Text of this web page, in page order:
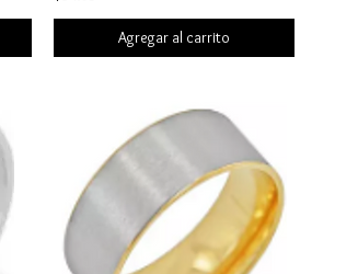
Agregar al carrito